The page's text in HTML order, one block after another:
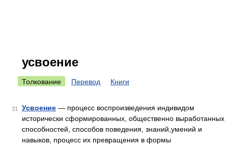
усвоение
Толкование Перевод Книги
31 Усвоение — процесс воспроизведения индивидом
исторически сформированных, общественно выработанных
способностей, способов поведения, знаний,умений и
навыков, процесс их превращения в формы